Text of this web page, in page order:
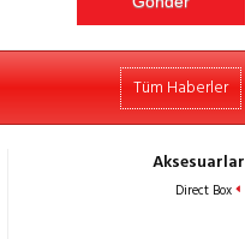
Tüm Haberler
Aksesuarlar
Direct Box